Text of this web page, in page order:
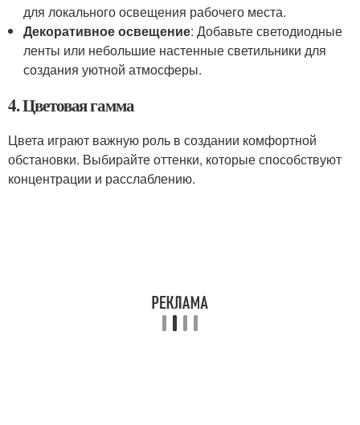
для локального освещения рабочего места.
Декоративное освещение: Добавьте светодиодные
ленты или небольшие настенные светильники для
создания уютной атмосферы.
4. Цветовая гамма
Цвета играют важную роль в создании комфортной
обстановки. Выбирайте оттенки, которые способствуют
концентрации и расслаблению.